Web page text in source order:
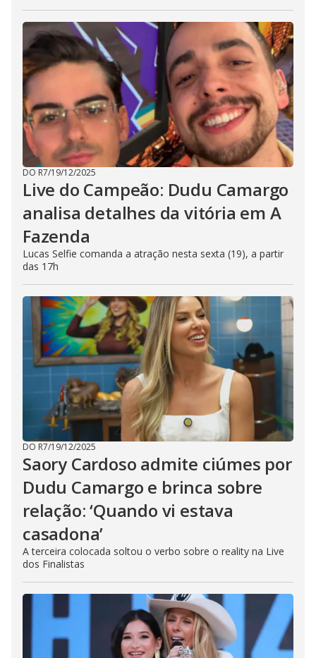
DO R7/19/12/2025
Live do Campeão: Dudu Camargo
analisa detalhes da vitória em A
Fazenda
Lucas Selfie comanda a atração nesta sexta (19), a partir
das 17h
DO R7/19/12/2025
Saory Cardoso admite ciúmes por
Dudu Camargo e brinca sobre
relação: ‘Quando vi estava
casadona’
A terceira colocada soltou o verbo sobre o reality na Live
dos Finalistas